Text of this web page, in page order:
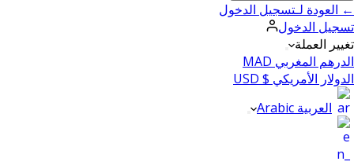
← العودة لـتسجيل الدخول
تسجيل الدخول
تغيير العملة
الدرهم المغربي MAD
الدولار الأمريكي $ USD
العربية Arabic